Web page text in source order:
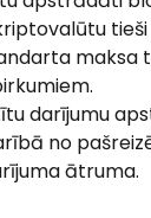
maksa
darījumu
no
ātruma.